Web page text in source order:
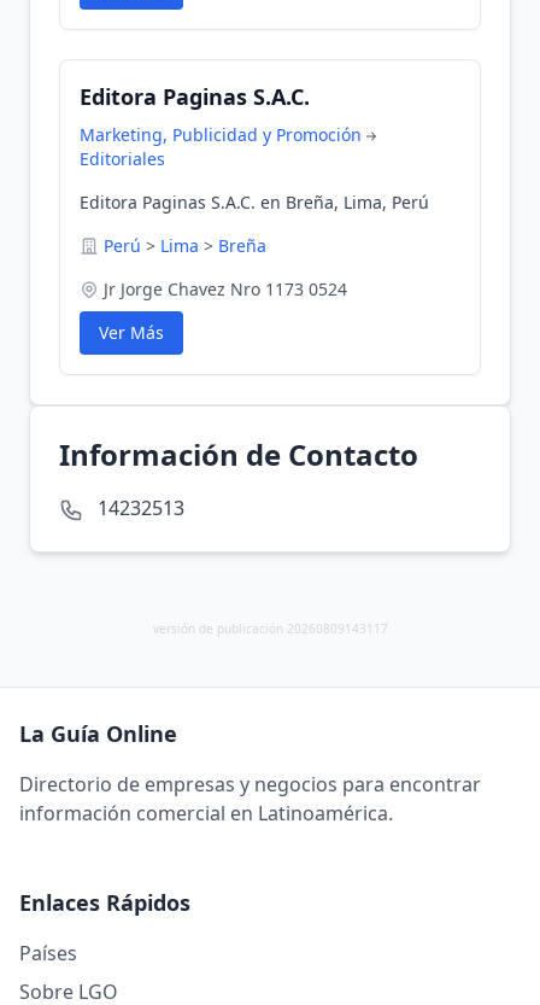
Editora Paginas S.A.C.
Marketing, Publicidad y Promoción
Editoriales
Editora Paginas S.A.C. en Breña, Lima, Perú
Perú > Lima > Breña
Jr Jorge Chavez Nro 1173 0524
Ver Más
Información de Contacto
14232513
versión de publicación 20260809143117
La Guía Online
Directorio de empresas y negocios para encontrar
información comercial en Latinoamérica.
Enlaces Rápidos
Países
Sobre LGO